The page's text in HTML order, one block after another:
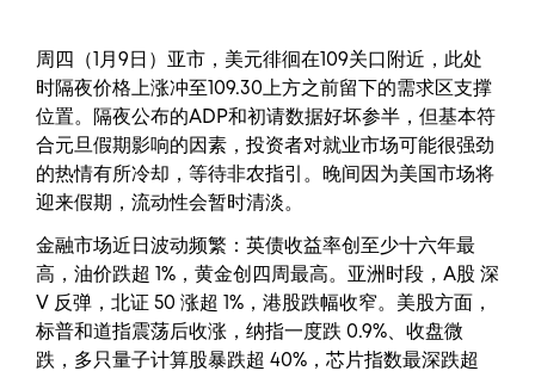
周四（1月9日）亚市，美元徘徊在109关口附近，此处
时隔夜价格上涨冲至109.30上方之前留下的需求区支撑
位置。隔夜公布的ADP和初请数据好坏参半，但基本符
合元旦假期影响的因素，投资者对就业市场可能很强劲
的热情有所冷却，等待非农指引。晚间因为美国市场将
迎来假期，流动性会暂时清淡。
金融市场近日波动频繁：英债收益率创至少十六年最
高，油价跌超 1%，黄金创四周最高。亚洲时段，A股 深
V 反弹，北证 50 涨超 1%，港股跌幅收窄。美股方面，
标普和道指震荡后收涨，纳指一度跌 0.9%、收盘微
跌，多只量子计算股暴跌超 40%，芯片指数最深跌超